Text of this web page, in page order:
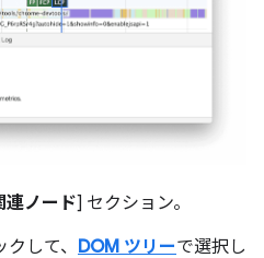
連ノード] セクション。
して、 DOM ツリーで選択し